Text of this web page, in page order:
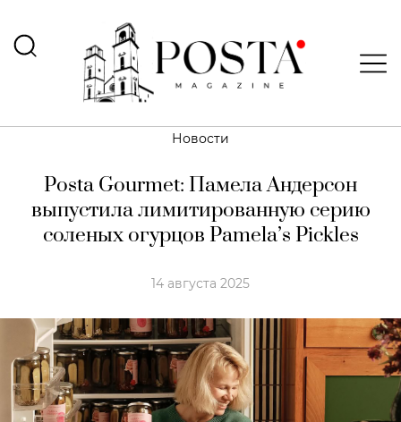
Новости
Posta Gourmet: Памела Андерсон
выпустила лимитированную серию
соленых огурцов Pamela’s Pickles
14 августа 2025